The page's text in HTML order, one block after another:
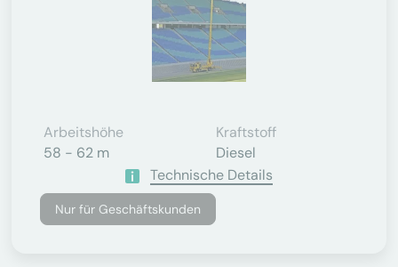
Arbeitshöhe
58 - 62 m
Kraftstoff
Diesel
Technische Details
Nur für Geschäftskunden